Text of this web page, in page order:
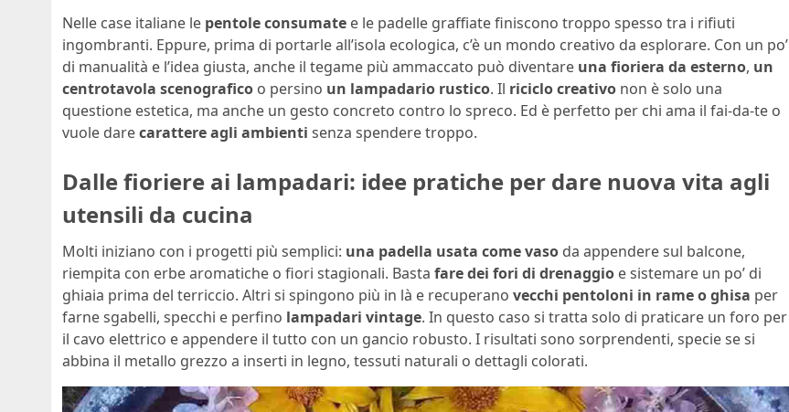
Nelle case italiane le pentole consumate e le padelle graffiate finiscono troppo spesso tra i rifiuti
ingombranti. Eppure, prima di portarle all’isola ecologica, c’è un mondo creativo da esplorare. Con un po’
di manualità e l’idea giusta, anche il tegame più ammaccato può diventare una fioriera da esterno, un
centrotavola scenografico o persino un lampadario rustico. Il riciclo creativo non è solo una
questione estetica, ma anche un gesto concreto contro lo spreco. Ed è perfetto per chi ama il fai-da-te o
vuole darecarattere agli ambienti senza spendere troppo.
Dalle fioriere ai lampadari: idee pratiche per dare nuova vita agli
utensili da cucina
Molti iniziano con i progetti più semplici: una padella usata come vaso da appendere sul balcone,
riempita con erbe aromatiche o fiori stagionali. Basta fare dei fori di drenaggio e sistemare un po’ di
ghiaia prima del terriccio. Altri si spingono più in là e recuperano vecchi pentoloni in rame o ghisa per
farne sgabelli, specchi e perfino lampadari vintage. In questo caso si tratta solo di praticare un foro per
il cavo elettrico e appendere il tutto con un gancio robusto. I risultati sono sorprendenti, specie se si
abbina il metallo grezzo a inserti in legno, tessuti naturali o dettagli colorati.